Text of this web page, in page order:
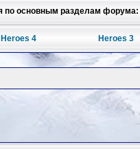
по основным разделам форума:
Heroes 4 Heroes 3